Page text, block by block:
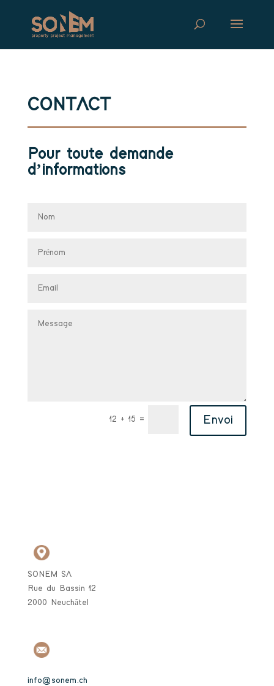
CONTACT
Pour toute demande
d’informations
12 + 15 = Envoi
SONEM SA
Rue du Bassin 12
2000 Neuchâtel
info@sonem.ch